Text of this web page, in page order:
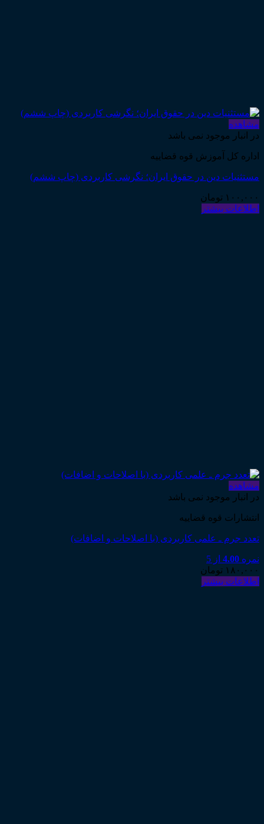
مشاهده
در انبار موجود نمی باشد
اداره کل آموزش قوه قضاییه
مستثنیات دین در حقوق ایران؛ نگرشی کاربردی (چاپ ششم)
۱۰۰,۰۰۰ تومان
اطلاعات بیشتر
مشاهده
در انبار موجود نمی باشد
انتشارات قوه قضاییه
تعدد جرم ـ علمی کاربردی (با اصلاحات و اضافات)
نمره 4.00 از 5
۱۸۰,۰۰۰ تومان
اطلاعات بیشتر